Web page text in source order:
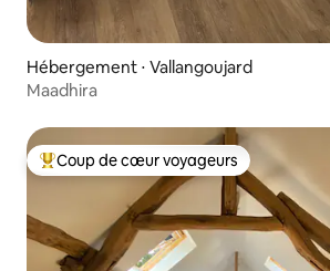
Hébergement ⋅ Vallangoujard
Maadhira
Coups de cœur voyageurs les plus
Coup de cœur voyageurs